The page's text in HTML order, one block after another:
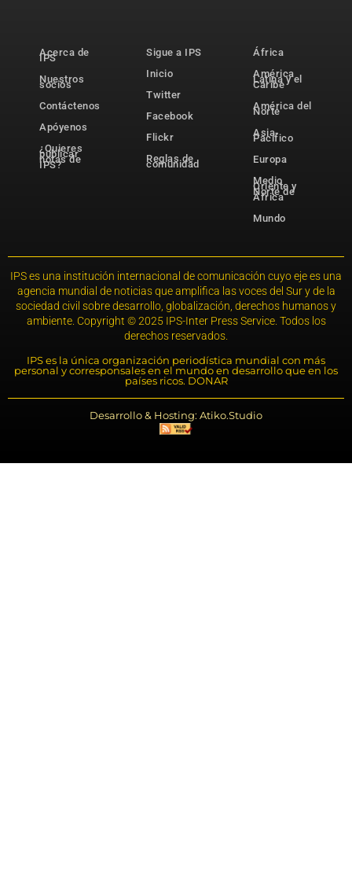
Acerca de
IPS
Nuestros
socios
Contáctenos
Apóyenos
¿Quieres
publicar
notas de
IPS?
Sigue a IPS
Inicio
Twitter
Facebook
Flickr
Reglas de
comunidad
África
América
Latina y el
Caribe
América del
Norte
Asia-
Pacífico
Europa
Medio
Oriente y
Norte de
África
Mundo
IPS es una institución internacional de comunicación cuyo eje es una
agencia mundial de noticias que amplifica las voces del Sur y de la
sociedad civil sobre desarrollo, globalización, derechos humanos y
ambiente. Copyright © 2025 IPS-Inter Press Service. Todos los
derechos reservados.
IPS es la única organización periodística mundial con más
personal y corresponsales en el mundo en desarrollo que en los
países ricos. DONAR
Desarrollo & Hosting: Atiko.Studio